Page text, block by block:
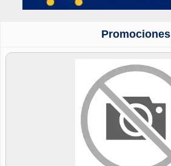
Promociones